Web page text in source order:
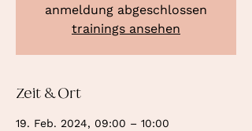
anmeldung abgeschlossen
trainings ansehen
Zeit & Ort
19. Feb. 2024, 09:00 – 10:00